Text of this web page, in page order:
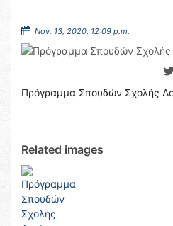
Nov. 13, 2020, 12:09 p.m.
Πρόγραμμα Σπουδών Σχολής
Related images